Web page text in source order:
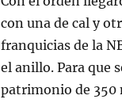
con una de cal y
franquicias de la
el anillo. Para que
patrimonio de 350